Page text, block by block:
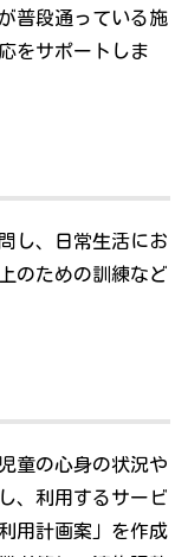
普段通っている施
をサポートしま
し、日常生活にお
のための訓練など
童の心身の状況や
、利用するサービ
用計画案」を作成